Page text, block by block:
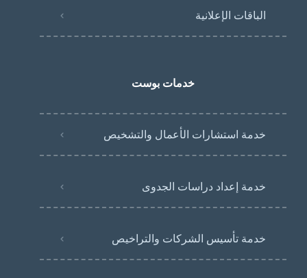
الباقات الإعلانية
خدمات بوست
خدمة استشارات الأعمال والتشخيص
خدمة إعداد دراسات الجدوى
خدمة تأسيس الشركات والتراخيص